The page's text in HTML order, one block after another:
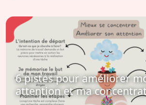
6 pistes pour améliorer
attention et ma